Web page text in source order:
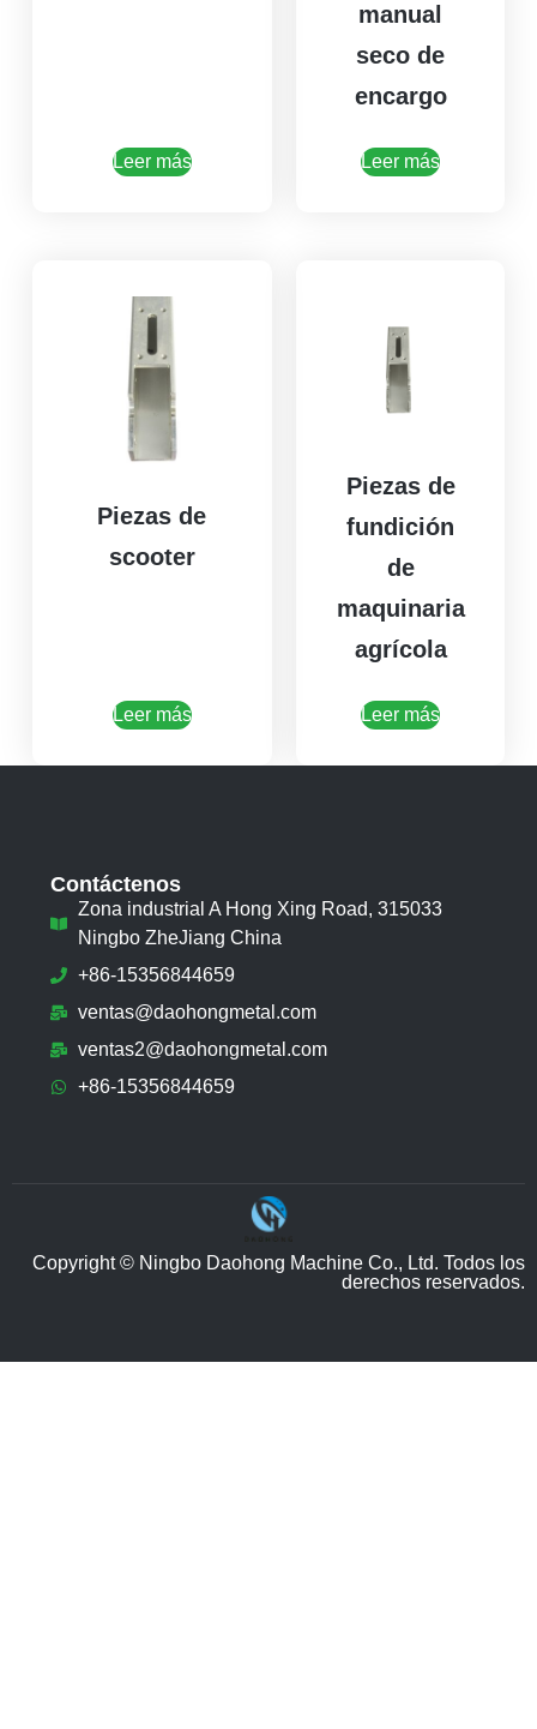
Leer más
manual
seco de
encargo
Leer más
Piezas de
scooter
Leer más
Piezas de
fundición
de
maquinaria
agrícola
Leer más
Contáctenos
Zona industrial A Hong Xing Road, 315033
Ningbo ZheJiang China
+86-15356844659
ventas@daohongmetal.com
ventas2@daohongmetal.com
+86-15356844659
Copyright © Ningbo Daohong Machine Co., Ltd. Todos los
derechos reservados.